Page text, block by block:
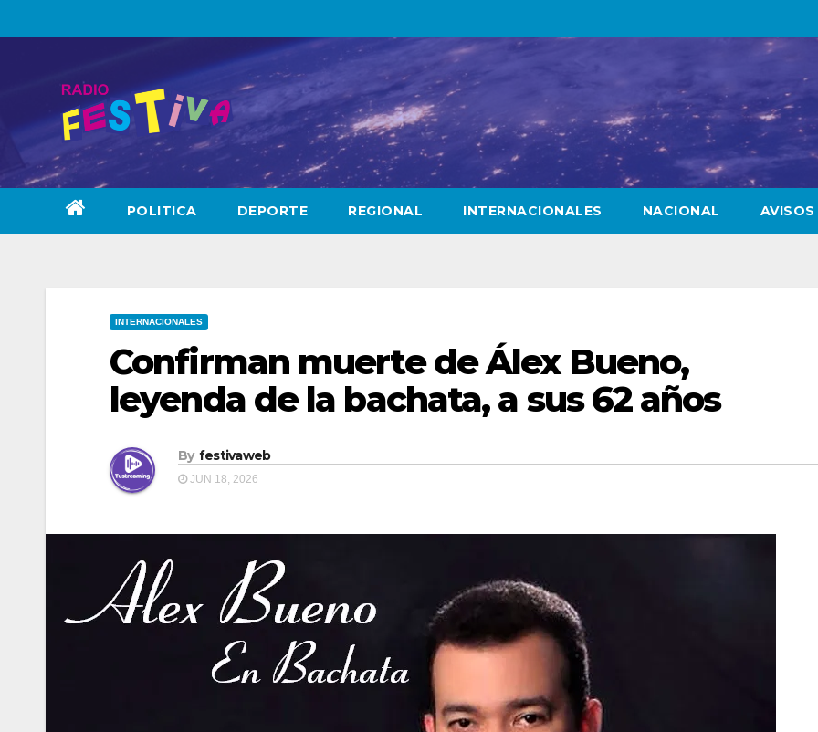
to
POLITICA DEPORTE REGIONAL INTERNACIONALES NACIONAL
INTERNACIONALES
Confirman muerte de Álex Bueno,
leyenda de la bachata, a sus 62 años
By festivaweb
JUN 18, 2026